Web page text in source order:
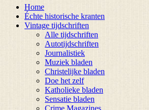
Home
Échte historische kranten
Vintage tijdschriften
Alle tijdschriften
Autotijdschriften
Journalistiek
Muziek bladen
Christelijke bladen
Doe het zelf
Katholieke bladen
Sensatie bladen
Crime Magazines